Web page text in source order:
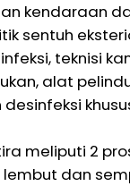
kendaraan
sentuh
teknisi
alat
meliputi 2
dan